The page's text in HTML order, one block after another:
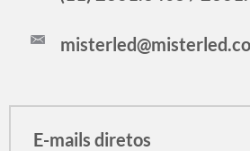
E-mails diretos